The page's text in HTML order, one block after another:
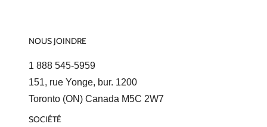
NOUS JOINDRE
1 888 545-5959
151, rue Yonge, bur. 1200
Toronto (ON) Canada M5C 2W7
SOCIÉTÉ